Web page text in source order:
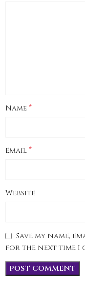
Name*
Email*
Website
Save my name,
for the next time I